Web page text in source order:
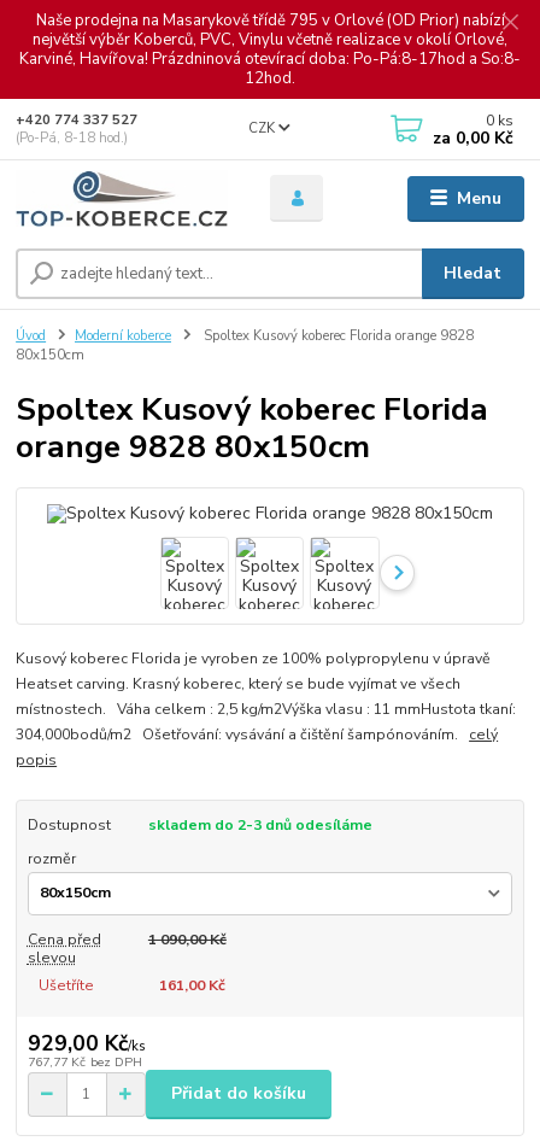
Naše prodejna na Masarykově třídě 795 v Orlové (OD Prior) nabízí
největší výběr Koberců, PVC, Vinylu včetně realizace v okolí Orlové,
Karviné, Havířova! Prázdninová otevírací doba: Po-Pá:8-17hod a So:8-
12hod.
Menu
CZK
Hledat
+420 774 337 527
(Po-Pá, 8-18 hod.)
0 ks
za 0,00 Kč
Úvod Moderní koberce
Spoltex Kusový koberec Florida orange 9828
80x150cm
Spoltex Kusový koberec Florida
orange 9828 80x150cm
Kusový koberec Florida je vyroben ze 100% polypropylenu v úpravě
Heatset carving. Krasný koberec, který se bude vyjímat ve všech
místnostech. Váha celkem : 2,5 kg/m2Výška vlasu : 11 mmHustota tkaní:
304,000bodů/m2 Ošetřování: vysávání a čištění šampónováním. celý
popis
Dostupnost
skladem do 2-3 dnů odesíláme
rozměr
Cena před
slevou
1 090,00 Kč
Ušetříte 161,00 Kč
929,00 Kč/ks
767,77 Kč bez DPH
Přidat do košíku